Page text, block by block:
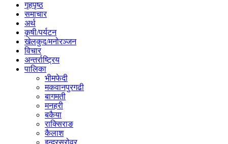
गृहपृष्ठ
समाचार
अर्थ
कृषी/पर्यटन
खेलकुद/मनोरञ्जन
विचार
अन्तर्राष्ट्रिय
पालिका
भीमफेदी
मकवानपुरगढी
बागमती
मनहरी
बकैया
राक्सिराङ
कैलाश